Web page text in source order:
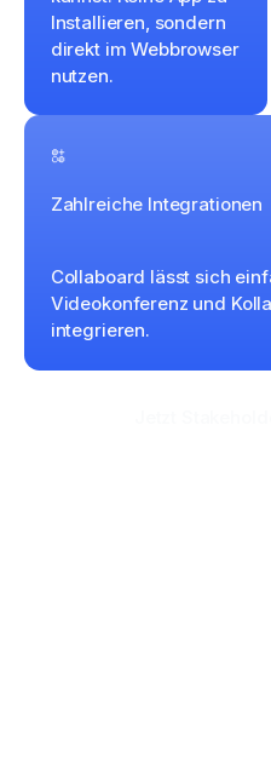
Installieren, sondern
direkt im Webbrowser
nutzen.
Zahlreiche Integrationen
Collaboard lässt sich
Videokonferenz und
integrieren.